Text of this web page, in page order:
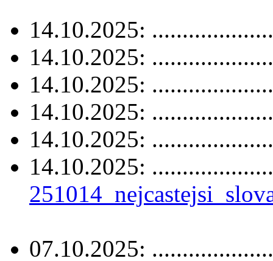
14.10.2025:
14.10.2025:
14.10.2025:
14.10.2025:
14.10.2025:
14.10.2025:
07.10.2025: